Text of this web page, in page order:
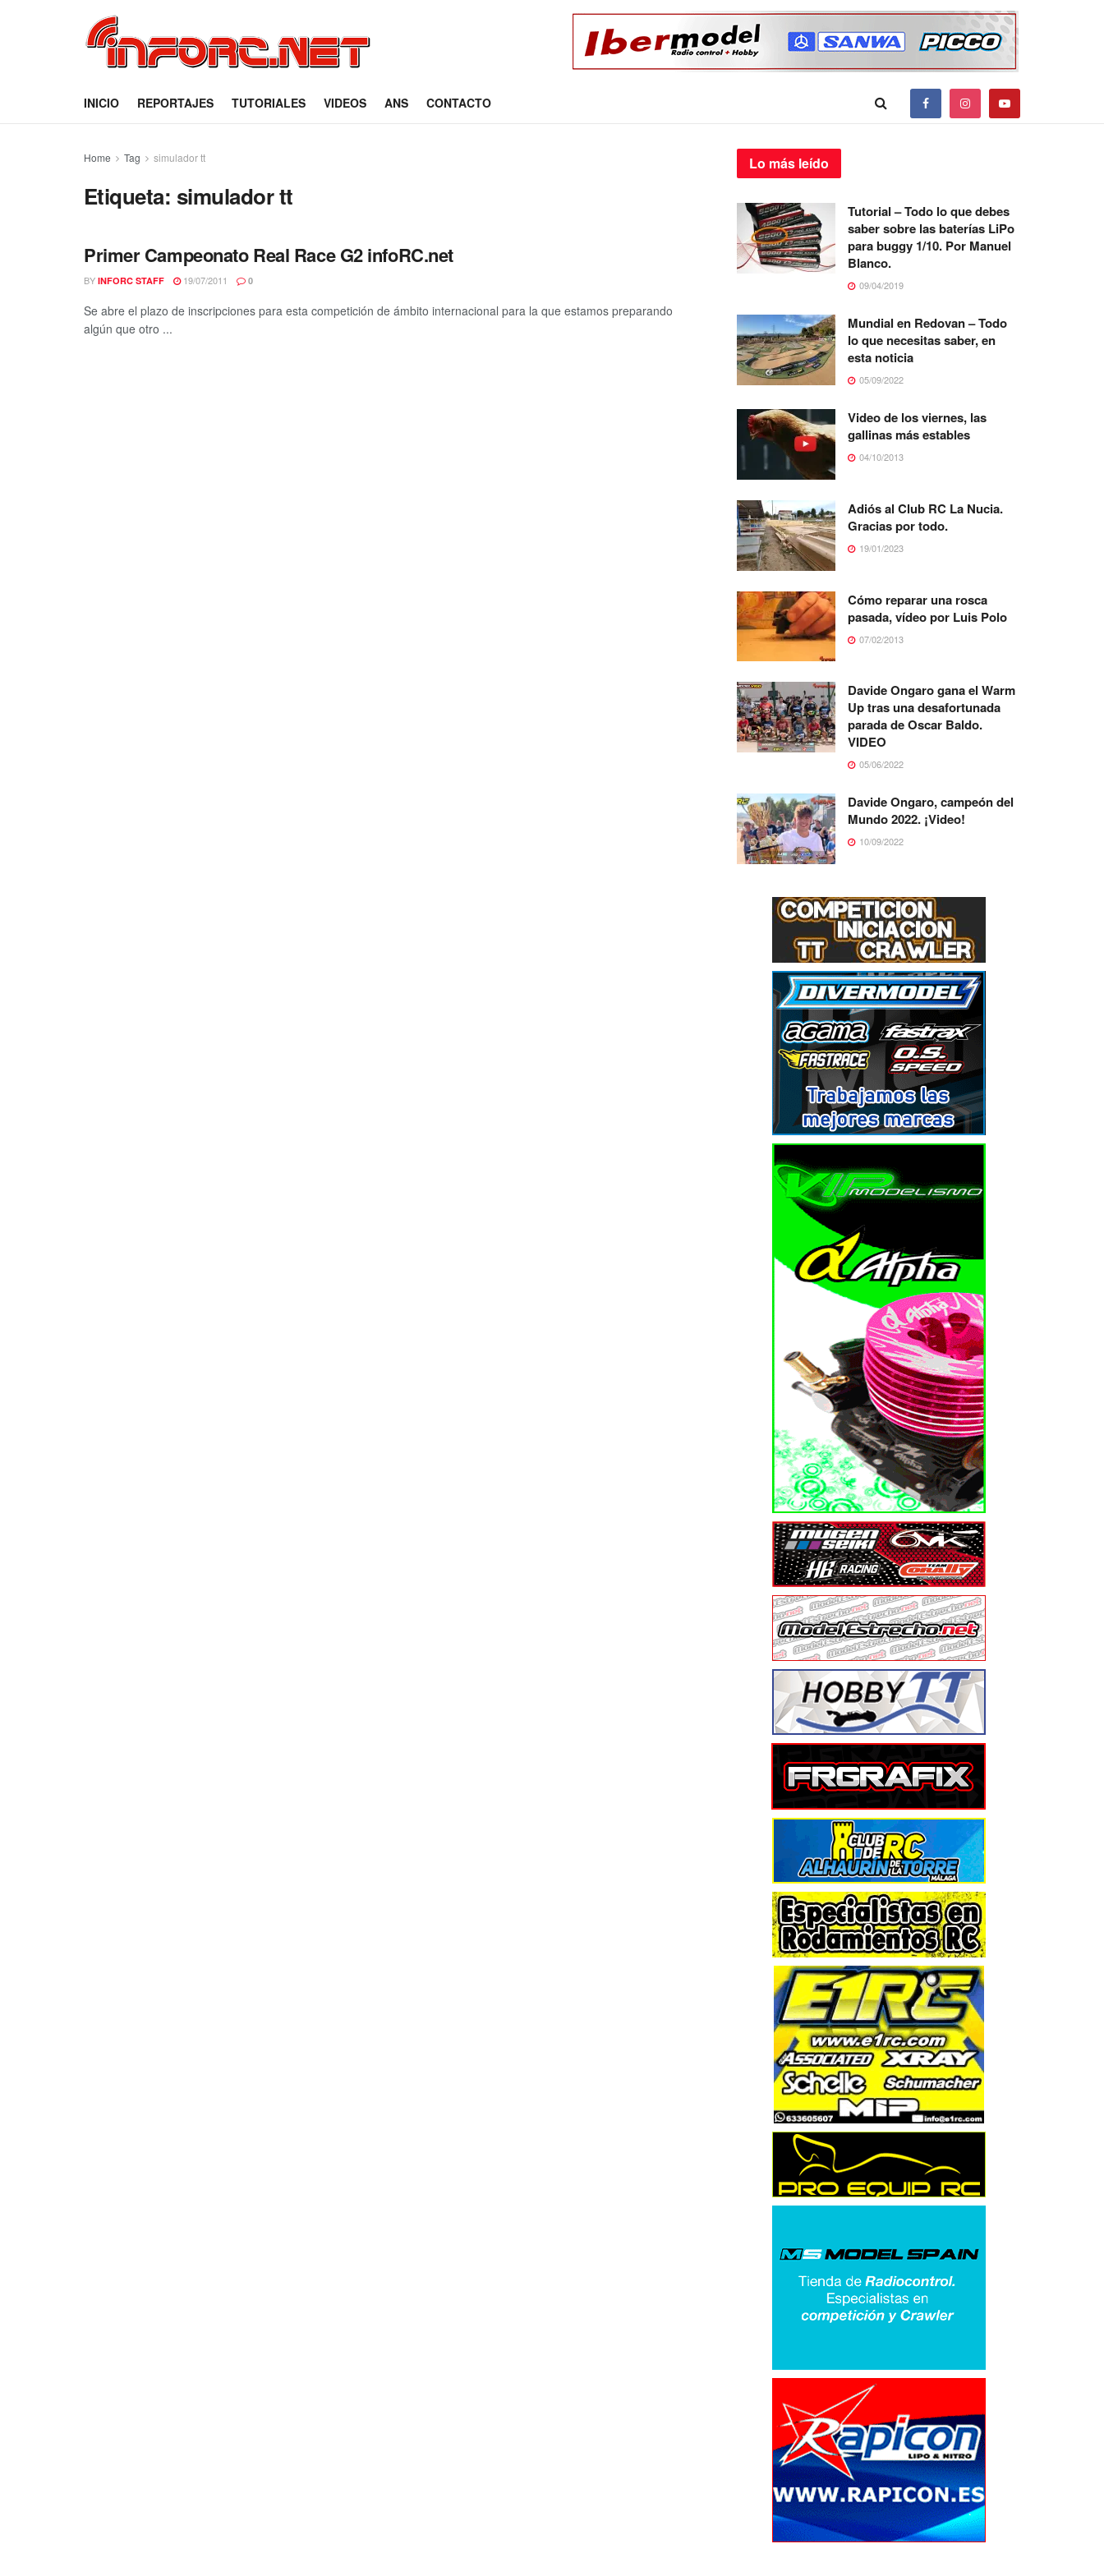
INICIO REPORTAJES TUTORIALES VIDEOS ANS CONTACTO
Home Tag simulador tt
Etiqueta: simulador tt
Primer Campeonato Real Race G2 infoRC.net
BY INFORC STAFF 19/07/2011 0
Se abre el plazo de inscripciones para esta competición de ámbito internacional para la que estamos preparando
algún que otro ...
Lo más leído
Tutorial – Todo lo que debes
saber sobre las baterías LiPo
para buggy 1/10. Por Manuel
Blanco.
09/04/2019
Mundial en Redovan – Todo
lo que necesitas saber, en
esta noticia
05/09/2022
Video de los viernes, las
gallinas más estables
04/10/2013
Adiós al Club RC La Nucia.
Gracias por todo.
19/01/2023
Cómo reparar una rosca
pasada, vídeo por Luis Polo
07/02/2013
Davide Ongaro gana el Warm
Up tras una desafortunada
parada de Oscar Baldo.
VIDEO
05/06/2022
Davide Ongaro, campeón del
Mundo 2022. ¡Video!
10/09/2022